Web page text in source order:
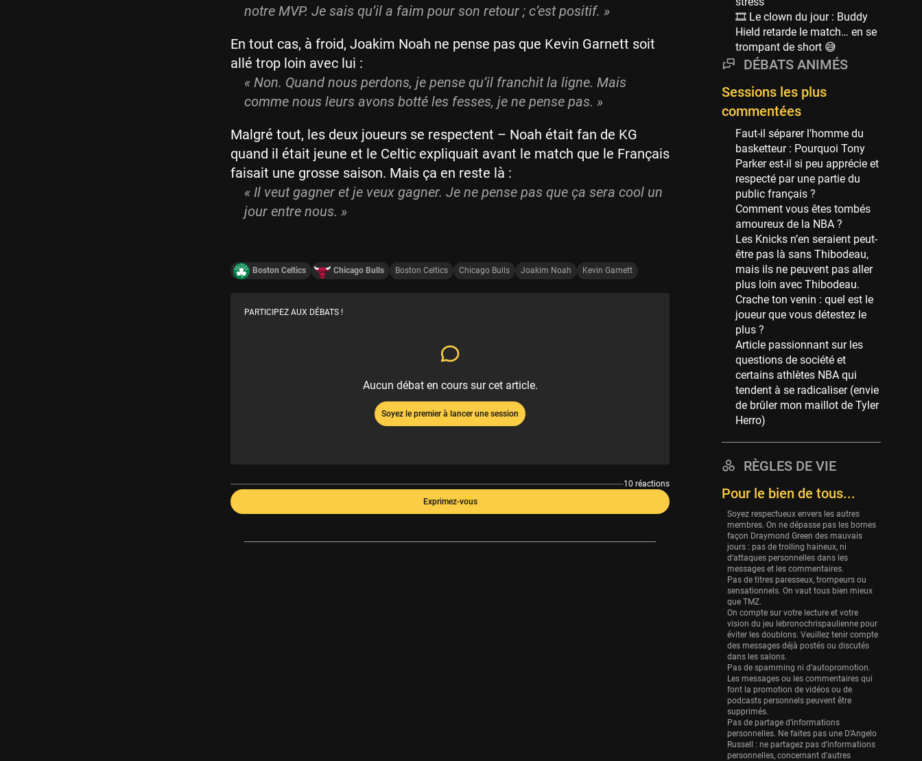
notre MVP. Je sais qu’il a faim pour son retour ; c’est positif. »
En tout cas, à froid, Joakim Noah ne pense pas que Kevin Garnett soit
allé trop loin avec lui :
« Non. Quand nous perdons, je pense qu’il franchit la ligne. Mais
comme nous leurs avons botté les fesses, je ne pense pas. »
Malgré tout, les deux joueurs se respectent – Noah était fan de KG
quand il était jeune et le Celtic expliquait avant le match que le Français
faisait une grosse saison. Mais ça en reste là :
« Il veut gagner et je veux gagner. Je ne pense pas que ça sera cool un
jour entre nous. »
Boston Celtics Chicago Bulls Boston Celtics Chicago Bulls Joakim Noah Kevin Garnett
PARTICIPEZ AUX DÉBATS !
Aucun débat en cours sur cet article.
Soyez le premier à lancer une session
10 réactions
Exprimez-vous
63 sessions
Los Angeles Clippers
61 sessions
53 sessions
New Orleans Pelicans
53 sessions
Jeux Olympiques
52 sessions
Atlanta Hawks
45 sessions
Chicago Bulls
41 sessions
Memphis Grizzlies
39 sessions
Cleveland Cavaliers
38 sessions
Orlando Magic
36 sessions
Euroleague
34 sessions
Charlotte Hornets
Houston Rockets
Washington Wizards
29 sessions
Portland Trail Blazers
27 sessions
Eurobasket
25 sessions
Detroit Pistons
25 sessions
Brooklyn Nets
24 sessions
Sacramento Kings
24 sessions
Utah Jazz
22 sessions
🎞 Le clown du jour : Buddy
Hield retarde le match… en se
trompant de short 😅
DÉBATS ANIMÉS
Sessions les plus
commentées
Faut-il séparer l’homme du
basketteur : Pourquoi Tony
Parker est-il si peu apprécie et
respecté par une partie du
public français ?
Comment vous êtes tombés
amoureux de la NBA ?
Les Knicks n’en seraient peut-
être pas là sans Thibodeau,
mais ils ne peuvent pas aller
plus loin avec Thibodeau.
Crache ton venin : quel est le
joueur que vous détestez le
plus ?
Article passionnant sur les
questions de société et
certains athlètes NBA qui
tendent à se radicaliser (envie
de brûler mon maillot de Tyler
Herro)
RÈGLES DE VIE
Pour le bien de tous...
Soyez respectueux envers les autres
membres. On ne dépasse pas les bornes
façon Draymond Green des mauvais
jours : pas de trolling haineux, ni
d’attaques personnelles dans les
messages et les commentaires.
Pas de titres paresseux, trompeurs ou
sensationnels. On vaut tous bien mieux
que TMZ.
On compte sur votre lecture et votre
vision du jeu lebronochrispaulienne pour
éviter les doublons. Veuillez tenir compte
des messages déjà postés ou discutés
dans les salons.
Pas de spamming ni d’autopromotion.
Les messages ou les commentaires qui
font la promotion de vidéos ou de
podcasts personnels peuvent être
supprimés.
Pas de partage d’informations
personnelles. Ne faites pas une D’Angelo
Russell : ne partagez pas d’informations
personnelles, concernant d’autres